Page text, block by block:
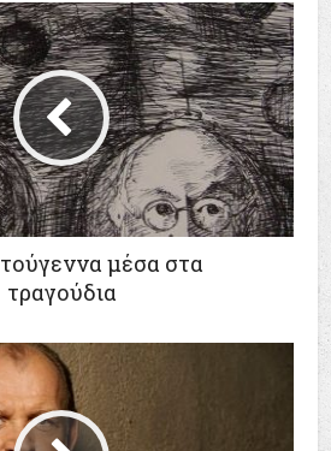
μέσα στα
τραγούδια